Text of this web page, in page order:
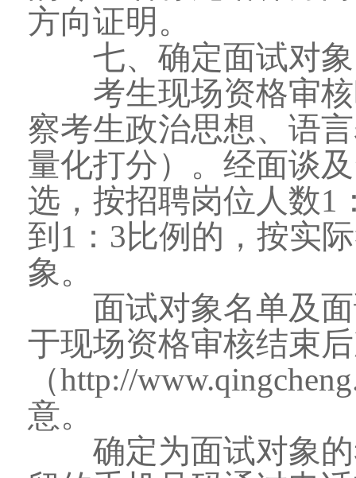
方向证明。
七、确定面试对象
考生现场资格审核
察考生政治思想、语
量化打分）。经面谈
选，按招聘岗位人数1
到1：3比例的，按实
象。
面试对象名单及面
于现场资格审核结束
（http://
意。
确定为面试对象的